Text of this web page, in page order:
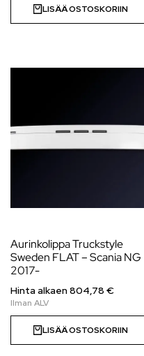
LISÄÄ OSTOSKORIIN
Aurinkolippa Truckstyle
Sweden FLAT – Scania NG
2017-
Hinta alkaen804,78 €
LISÄÄ OSTOSKORIIN